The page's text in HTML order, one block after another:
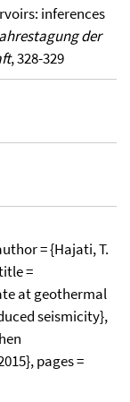
inferences
der
, 328-329
= {Hajati, T.
=
at geothermal
seismicity},
pages =